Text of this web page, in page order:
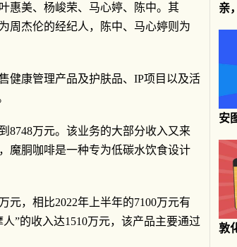
惠美、杨峻荣、马心婷、陈中。其
周杰伦的经纪人，陈中、马心婷则为
健康管理产品及护肤品、IP项目以及活
8748万元。该业务的大部分收入又来
魔胴咖啡是一种专为低碳水饮食设计
元，相比2022年上半年的7100万元有
”的收入达1510万元，该产品主要通过
亲
安
敦